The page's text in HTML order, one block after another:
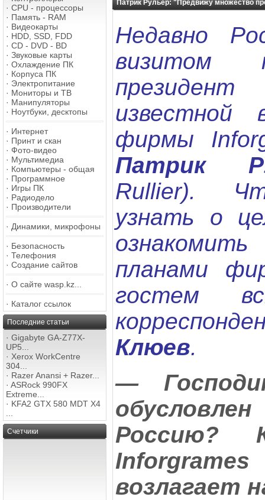
· CPU - процессоры
· Память - RAM
· Видеокарты
· HDD, SSD, FDD
· CD - DVD - BD
· Звуковые карты
· Охлаждение ПК
· Корпуса ПК
· Электропитание
· Мониторы и ТВ
· Манипуляторы
· Ноутбуки, десктопы
· Интернет
· Принт и скан
· Фото-видео
· Мультимедиа
· Компьютеры - общая
· Программное
· Игры ПК
· Радиодело
· Производители
· Динамики, микрофоны
· Безопасность
· Телефония
· Создание сайтов
· О сайте wasp.kz...
· Каталог ссылок
Последние статьи
· Gigabyte GA-Z77X-
UP5...
· Xerox WorkCentre
304...
· Razer Anansi + Razer...
· ASRock 990FX
Extreme...
· KFA2 GTX 580 MDT X4
Счетчики
Патрик Рульер: "Предвижу множество
Недавно
визитом
известной
фирмы
Патрик
Rullier).
узнать о
планами
гостем
Клюев.
—
Россию?
возлагает